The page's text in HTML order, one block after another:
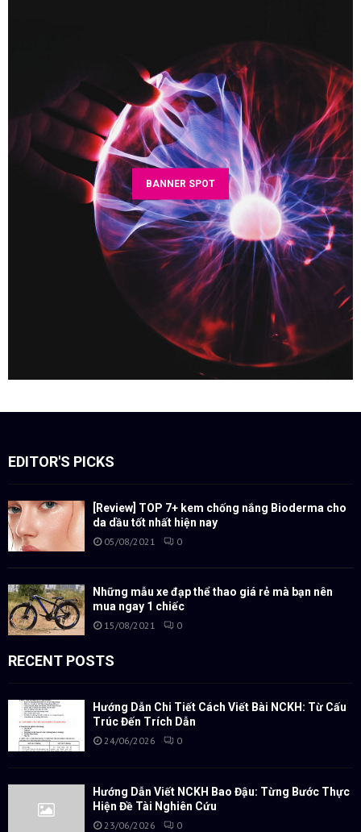
BANNER SPOT
EDITOR'S PICKS
[Review] TOP 7+ kem chống nắng Bioderma cho
da dầu tốt nhất hiện nay
05/08/2021 0
Những mẫu xe đạp thể thao giá rẻ mà bạn nên
mua ngay 1 chiếc
15/08/2021 0
RECENT POSTS
Hướng Dẫn Chi Tiết Cách Viết Bài NCKH: Từ Cấu
Trúc Đến Trích Dẫn
24/06/2026 0
Hướng Dẫn Viết NCKH Bao Đậu: Từng Bước Thực
Hiện Đề Tài Nghiên Cứu
23/06/2026 0